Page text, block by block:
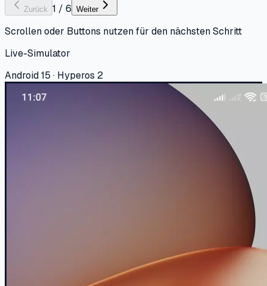
Zurück 1 / 6 Weiter
Scrollen oder Buttons nutzen für den nächsten Schritt
Live-Simulator
Android 15 · Hyperos 2